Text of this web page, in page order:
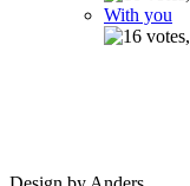
With you